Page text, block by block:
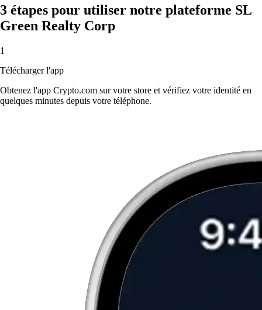
3 étapes pour utiliser notre plateforme SL
Green Realty Corp
1
Télécharger l'app
Obtenez l'app Crypto.com sur votre store et vérifiez votre identité en
quelques minutes depuis votre téléphone.